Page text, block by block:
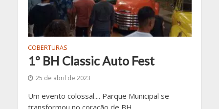
COBERTURAS
1º BH Classic Auto Fest
25 de abril de 2023
Um evento colossal.... Parque Municipal se